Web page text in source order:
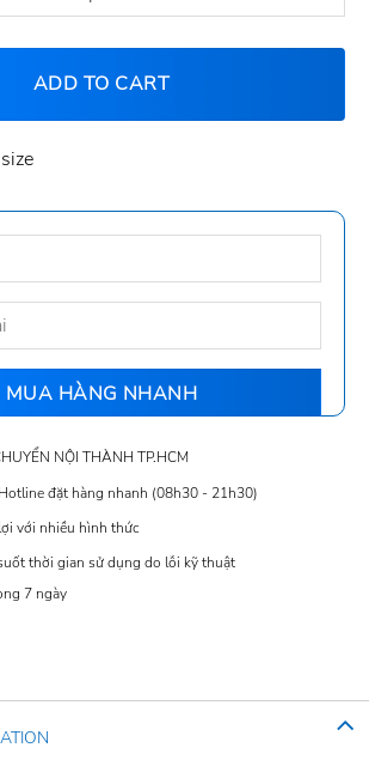
ADD TO CART
NỘI THÀNH TP.HCM
đặt hàng nhanh (08h30 - 21h30)
với nhiều hình thức
thời gian sử dụng do lỗi kỹ thuật
7 ngày